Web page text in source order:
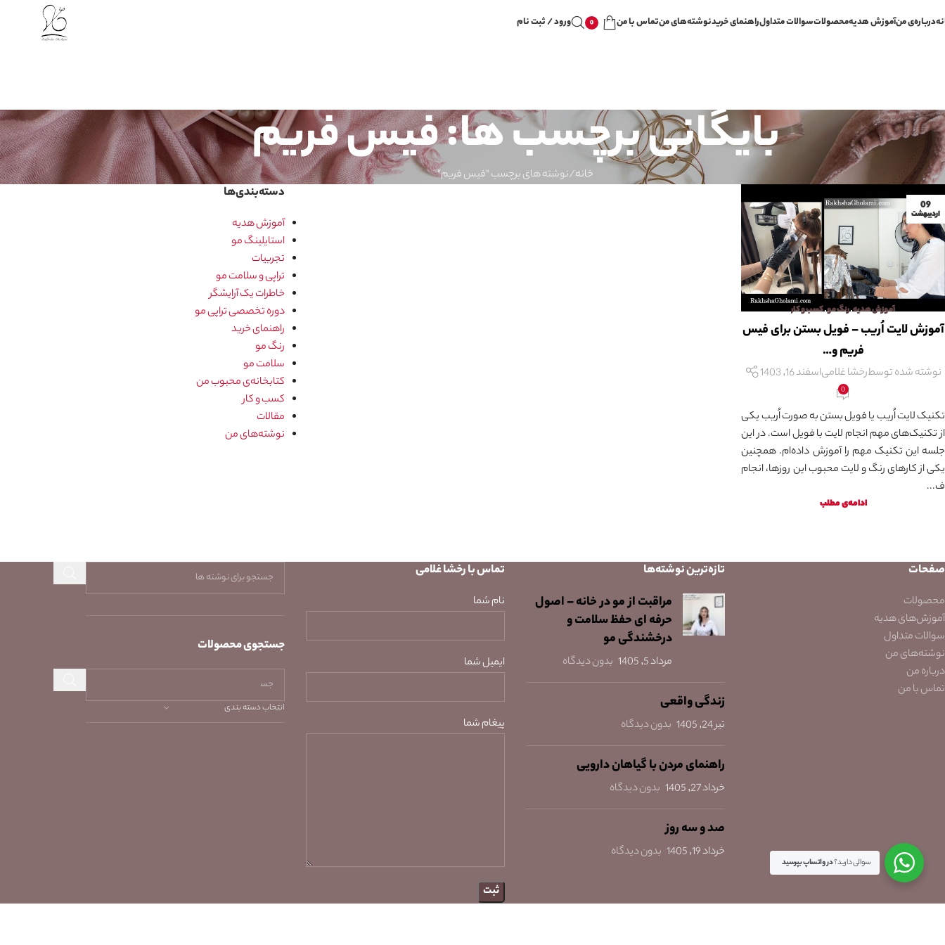
درباره‌ی منآموزش هدیهمحصولاتسوالات متداولراهنمای خریدنوشته‌های منتماس با من 0 ورود / ثبت نام
بایگانی برچسب ها: فیس فریم
خانه نوشته های برچسب "فیس فریم"
09
اردیبهشت
آموزش هدیه,رنگ مو,کسب و کار
آموزش لایت اُریب – فویل بستن برای فیس
فریم و…
نوشته شده توسطرخشا غلامیاسفند 16, 1403
0
تکنیک لایت اُریب یا فویل بستن به صورت اُریب یکی
از تکنیک‌های مهم انجام لایت با فویل است. در این
جلسه این تکنیک مهم را آموزش داده‌ام. همچنین
یکی از کارهای رنگ و لایت محبوب این روزها، انجام
ف...
ادامه‌ی مطلب
دسته‌بندی‌ها
آموزش هدیه
استایلینگ مو
تجربیات
تراپی و سلامت مو
خاطرات یک آرایشگر
دوره تخصصی تراپی مو
راهنمای خرید
رنگ مو
سلامت مو
کتابخانه‌ی محبوب من
کسب و کار
مقالات
نوشته‌های من
صفحات
محصولات
آموزش‌های هدیه
سوالات متداول
نوشته‌های من
درباره من
تماس با من
تازه‌ترین نوشته‌ها
مراقبت از مو در خانه – اصول
حرفه ای حفظ سلامت و
درخشندگی مو
مرداد 5, 1405 بدون دیدگاه
زندگی واقعی
تیر 24, 1405 بدون دیدگاه
راهنمای مردن با گیاهان دارویی
خرداد 27, 1405 بدون دیدگاه
صد و سه روز
خرداد 19, 1405 بدون دیدگاه
تماس با رخشا غلامی
نام شما
ایمیل شما
پیغام شما
جستجوی محصولات
انتخاب دسته بندی
سوالی دارید؟در واتساپ بپرسید